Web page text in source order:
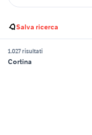
Salva ricerca
1.027 risultati
Cortina